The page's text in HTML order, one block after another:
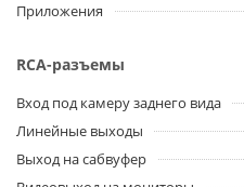
Приложения
RCA-разъемы
Вход под камеру заднего вида
Линейные выходы
Выход на сабвуфер